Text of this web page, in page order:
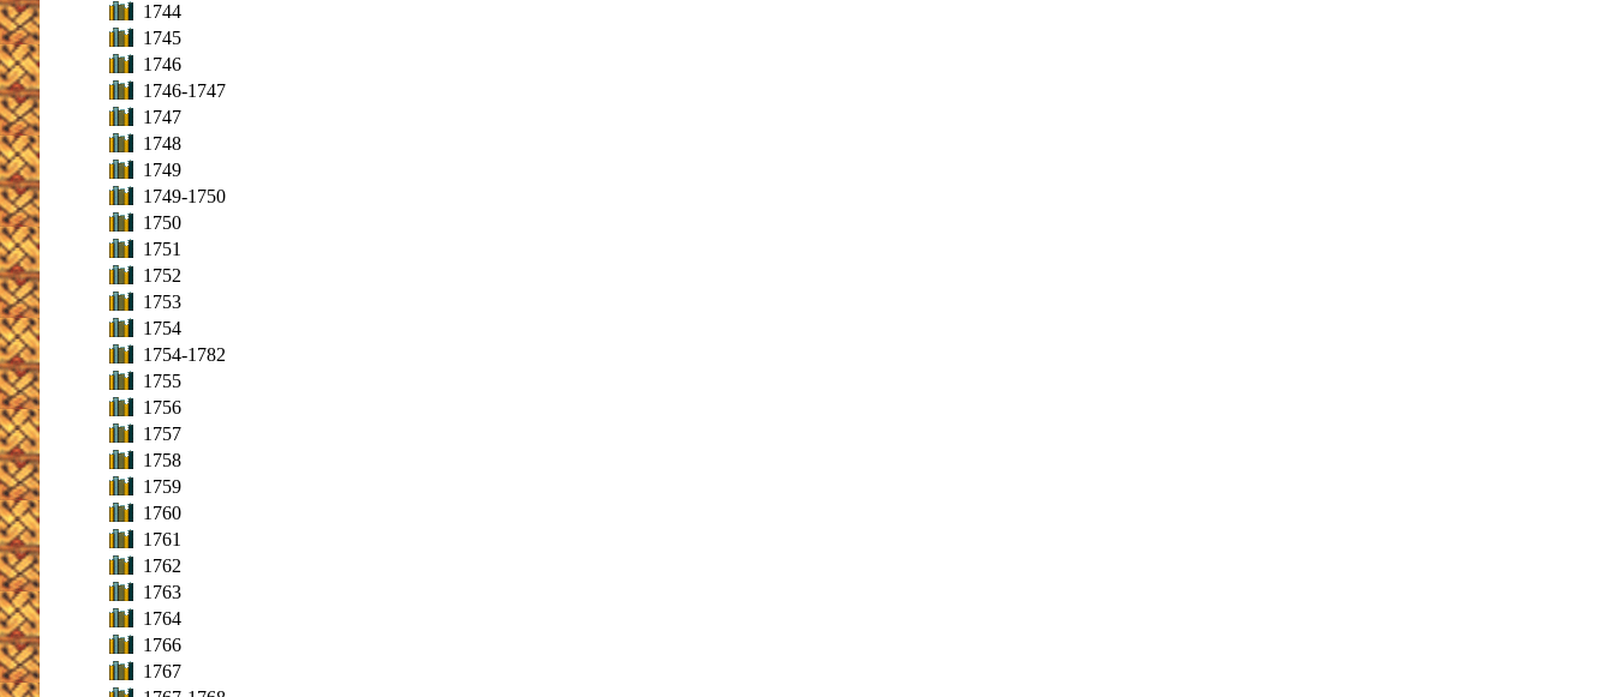
1744
1745
1746
1746-1747
1747
1748
1749
1749-1750
1750
1751
1752
1753
1754
1754-1782
1755
1756
1757
1758
1759
1760
1761
1762
1763
1764
1766
1767